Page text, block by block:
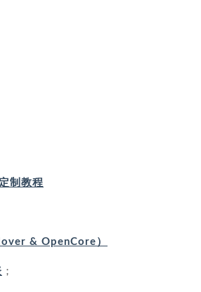
制教程
& OpenCore）
；